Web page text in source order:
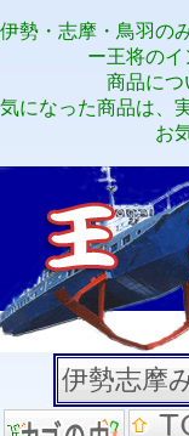
伊勢・志摩・鳥羽の
ー王将のイ
商品につ
気になった商品は、
お
伊勢志摩